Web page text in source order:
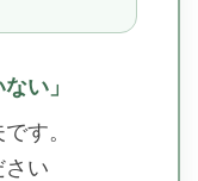
い」
す。
さい